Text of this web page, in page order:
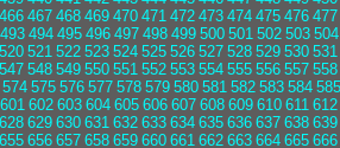
466 467 468 469 470 471 472 473 474 475 476 477
493 494 495 496 497 498 499 500 501 502 503 504
520 521 522 523 524 525 526 527 528 529 530 531
547 548 549 550 551 552 553 554 555 556 557 558
574 575 576 577 578 579 580 581 582 583 584 585
601 602 603 604 605 606 607 608 609 610 611 612
628 629 630 631 632 633 634 635 636 637 638 639
655 656 657 658 659 660 661 662 663 664 665 666